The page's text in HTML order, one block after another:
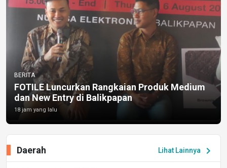
BERITA
FOTILE Luncurkan Rangkaian Produk Medium
dan New Entry di Balikpapan
18 jam yang lalu
Lihat Lainnya chevron_right
Daerah